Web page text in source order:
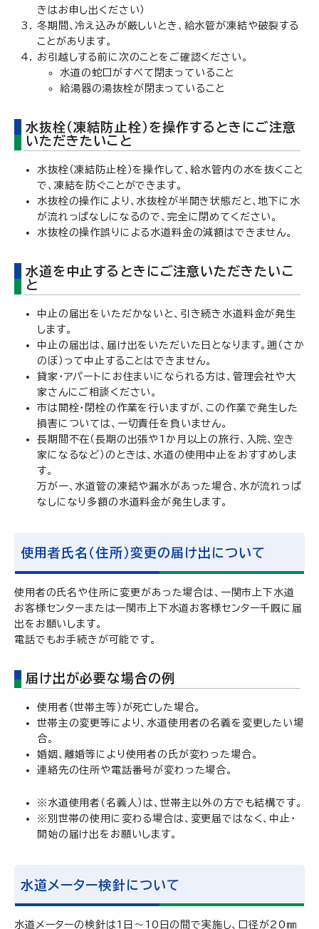
きはお申し出ください）
冬期間、冷え込みが厳しいとき、給水管が凍結や破裂する
ことがあります。
お引越しする前に次のことをご確認ください。
水道の蛇口がすべて閉まっていること
給湯器の湯抜栓が閉まっていること
水抜栓（凍結防止栓）を操作するときにご注意
いただきたいこと
水抜栓（凍結防止栓）を操作して、給水管内の水を抜くこと
で、凍結を防ぐことができます。
水抜栓の操作により、水抜栓が半開き状態だと、地下に水
が流れっぱなしになるので、完全に閉めてください。
水抜栓の操作誤りによる水道料金の減額はできません。
水道を中止するときにご注意いただきたいこ
と
中止の届出をいただかないと、引き続き水道料金が発生
します。
中止の届出は、届け出をいただいた日となります。遡（さか
のぼ）って中止することはできません。
貸家・アパートにお住まいになられる方は、管理会社や大
家さんにご相談ください。
市は開栓・閉栓の作業を行いますが、この作業で発生した
損害については、一切責任を負いません。
長期間不在（長期の出張や1か月以上の旅行、入院、空き
家になるなど）のときは、水道の使用中止をおすすめしま
す。
万が一、水道管の凍結や漏水があった場合、水が流れっぱ
なしになり多額の水道料金が発生します。
使用者氏名（住所）変更の届け出について
使用者の氏名や住所に変更があった場合は、一関市上下水道
お客様センターまたは一関市上下水道お客様センター千厩に届
出をお願いします。
電話でもお手続きが可能です。
届け出が必要な場合の例
使用者（世帯主等）が死亡した場合。
世帯主の変更等により、水道使用者の名義を変更したい場
合。
婚姻、離婚等により使用者の氏が変わった場合。
連絡先の住所や電話番号が変わった場合。
※水道使用者（名義人）は、世帯主以外の方でも結構です。
※別世帯の使用に変わる場合は、変更届ではなく、中止・
開始の届け出をお願いします。
水道メーター検針について
水道メーターの検針は1日～10日の間で実施し、口径が20㎜